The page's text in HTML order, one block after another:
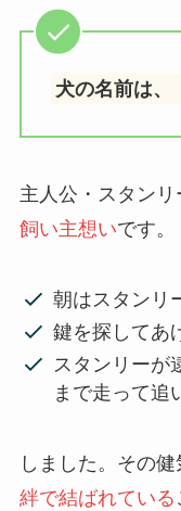
犬の名前は、
主人公・スタンリ
飼い主想いです。
朝はスタンリ
鍵を探してあ
スタンリーが
まで走って追
しました。その健
絆で結ばれている